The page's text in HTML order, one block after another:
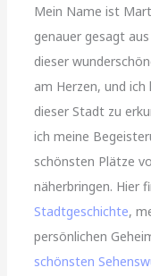
Mein Name ist
genauer gesagt
dieser
am Herzen, und ich
dieser Stadt zu
ich meine
schönsten Plätze
näherbringen. Hier
Stadtgeschichte,
persönlichen
schönsten